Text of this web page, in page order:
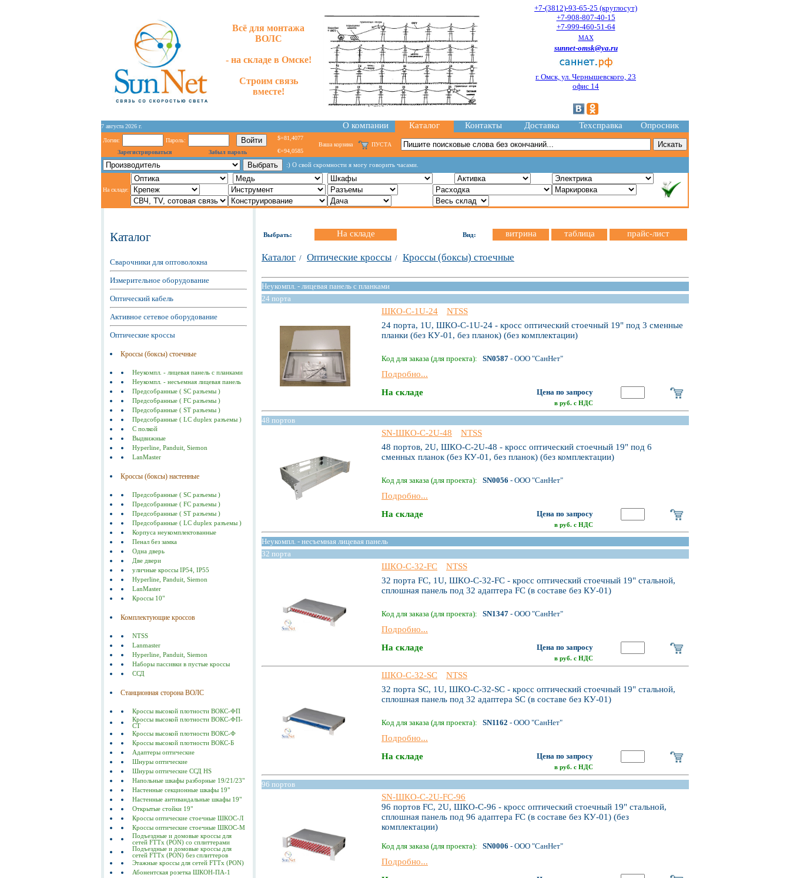
Всё для монтажа
ВОЛС
- на складе в Омске!
Строим связь
вместе!
+7-(3812)-93-65-25 (круглосут)
+7-908-807-40-15
+7-999-460-51-64
MAX
sunnet-omsk@ya.ru
г. Омск, ул. Чернышевского, 23
офис 14
7 августа 2026 г. О компании Каталог Контакты Доставка Техсправка Опросник
Логин:
Пароль:
Зарегистрироваться
Забыл пароль
$=81,4077
€=94,0585
Ваша корзина ПУСТА
:) О свой скромности я могу говорить часами.
На складе:
Каталог
Сварочники для оптоволокна
Измерительное оборудование
Оптический кабель
Активное сетевое оборудование
Оптические кроссы
Кроссы (боксы) стоечные
Неукомпл. - лицевая панель с планками
Неукомпл. - несъемная лицевая панель
Предсобранные ( SC разъемы )
Предсобранные ( FC разъемы )
Предсобранные ( ST разъемы )
Предсобранные ( LC duplex разъемы )
С полкой
Выдвижные
Hyperline, Panduit, Siemon
LanMaster
Кроссы (боксы) настенные
Предсобранные ( SC разъемы )
Предсобранные ( FC разъемы )
Предсобранные ( ST разъемы )
Предсобранные ( LC duplex разъемы )
Корпуса неукомплектованные
Пенал без замка
Одна дверь
Две двери
уличные кроссы IP54, IP55
Hyperline, Panduit, Siemon
LanMaster
Кроссы 10"
Комплектующие кроссов
NTSS
Lanmaster
Hyperline, Panduit, Siemon
Наборы пассивки в пустые кроссы
ССД
Станционная сторона ВОЛС
Кроссы высокой плотности ВОКС-ФП
Кроссы высокой плотности ВОКС-ФП-
СТ
Кроссы высокой плотности ВОКС-Ф
Кроссы высокой плотности ВОКС-Б
Адаптеры оптические
Шнуры оптические
Шнуры оптические ССД HS
Напольные шкафы разборные 19/21/23"
Настенные секционные шкафы 19"
Настенные антивандальные шкафы 19"
Открытые стойки 19"
Кроссы оптические стоечные ШКОС-Л
Кроссы оптические стоечные ШКОС-М
Подъездные и домовые кроссы для
сетей FTTx (PON) со сплиттерами
Подъездные и домовые кроссы для
сетей FTTx (PON) без сплиттеров
Этажные кроссы для сетей FTTx (PON)
Абонентская розетка ШКОН-ПА-1
Выбрать: На складе Вид: витрина таблица прайс-лист
Каталог / Оптические кроссы / Кроссы (боксы) стоечные
Неукомпл. - лицевая панель с планками
24 порта
ШКО-С-1U-24
NTSS
24 порта, 1U, ШКО-С-1U-24 - кросс оптический стоечный 19" под 3 сменные
планки (без КУ-01, без планок) (без комплектации)
Код для заказа (для проекта): SN0587 - ООО "СанНет"
Подробно...
На складе
Цена по запросу
в руб. с НДС
48 портов
SN-ШКО-С-2U-48
NTSS
48 портов, 2U, ШКО-С-2U-48 - кросс оптический стоечный 19" под 6
сменных планок (без КУ-01, без планок) (без комплектации)
Код для заказа (для проекта): SN0056 - ООО "СанНет"
Подробно...
На складе
Цена по запросу
в руб. с НДС
Неукомпл. - несъемная лицевая панель
32 порта
ШКО-С-32-FC
NTSS
32 порта FC, 1U, ШКО-С-32-FC - кросс оптический стоечный 19" стальной,
сплошная панель под 32 адаптера FC (в составе без КУ-01)
Код для заказа (для проекта): SN1347 - ООО "СанНет"
Подробно...
На складе
Цена по запросу
в руб. с НДС
ШКО-С-32-SC
NTSS
32 порта SC, 1U, ШКО-С-32-SC - кросс оптический стоечный 19" стальной,
сплошная панель под 32 адаптера SC (в составе без КУ-01)
Код для заказа (для проекта): SN1162 - ООО "СанНет"
Подробно...
На складе
Цена по запросу
в руб. с НДС
96 портов
SN-ШКО-С-2U-FC-96
96 портов FC, 2U, ШКО-С-96 - кросс оптический стоечный 19" стальной,
сплошная панель под 96 адаптера FC (в составе без КУ-01) (без
комплектации)
Код для заказа (для проекта): SN0006 - ООО "СанНет"
Подробно...